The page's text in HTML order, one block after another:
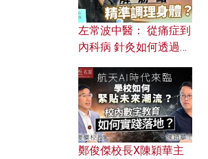
左常波中醫： 從痛症到
內科病 針灸如何透過解
鄭俊傑校長X陳穎華主